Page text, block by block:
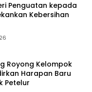
Penguatan kepada
Kebersihan
Royong Kelompok
Harapan Baru
Petelur